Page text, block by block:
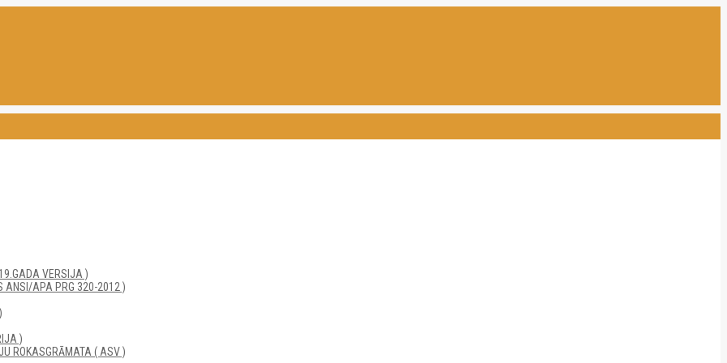
VERSIJA )
ANSI/APA PRG 320-2012 )
)
ROKASGRĀMATA ( ASV )